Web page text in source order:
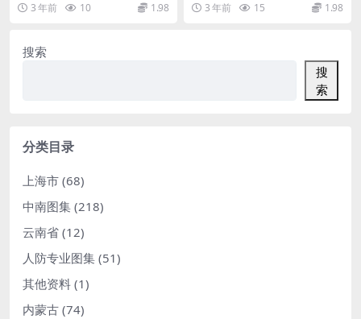
3 年前 10 1.98 3 年前 15 1.98
搜索
搜
索
分类目录
上海市 (68)
中南图集 (218)
云南省 (12)
人防专业图集 (51)
其他资料 (1)
内蒙古 (74)